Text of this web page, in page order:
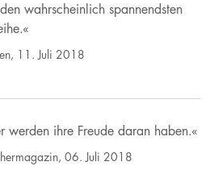
wahrscheinlich spannendsten
11. Juli 2018
werden ihre Freude daran haben.«
06. Juli 2018